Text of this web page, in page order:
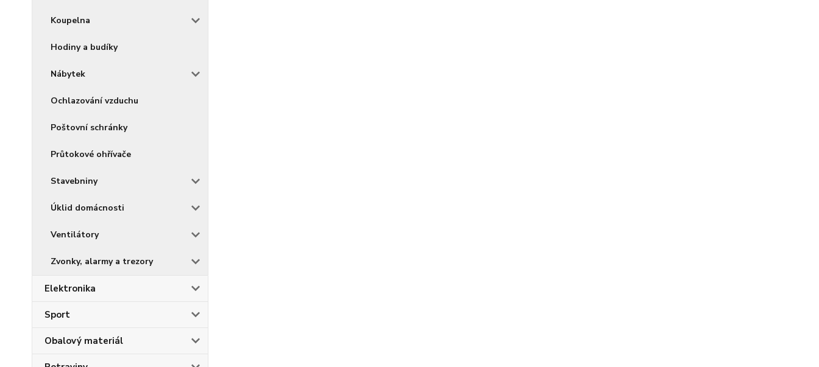
Koupelna
Hodiny a budíky
Nábytek
Ochlazování vzduchu
Poštovní schránky
Průtokové ohřívače
Stavebniny
Úklid domácnosti
Ventilátory
Zvonky, alarmy a trezory
Elektronika
Sport
Obalový materiál